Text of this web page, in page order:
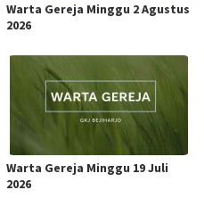
Warta Gereja Minggu 2 Agustus
2026
Warta Gereja Minggu 19 Juli
2026